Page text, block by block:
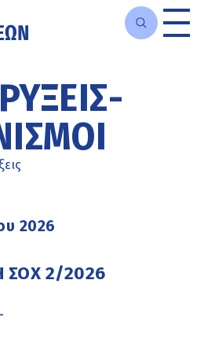
2026
ΣΟΧ 2/2026